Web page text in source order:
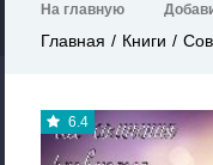
На главную
Главная Книги
6.4